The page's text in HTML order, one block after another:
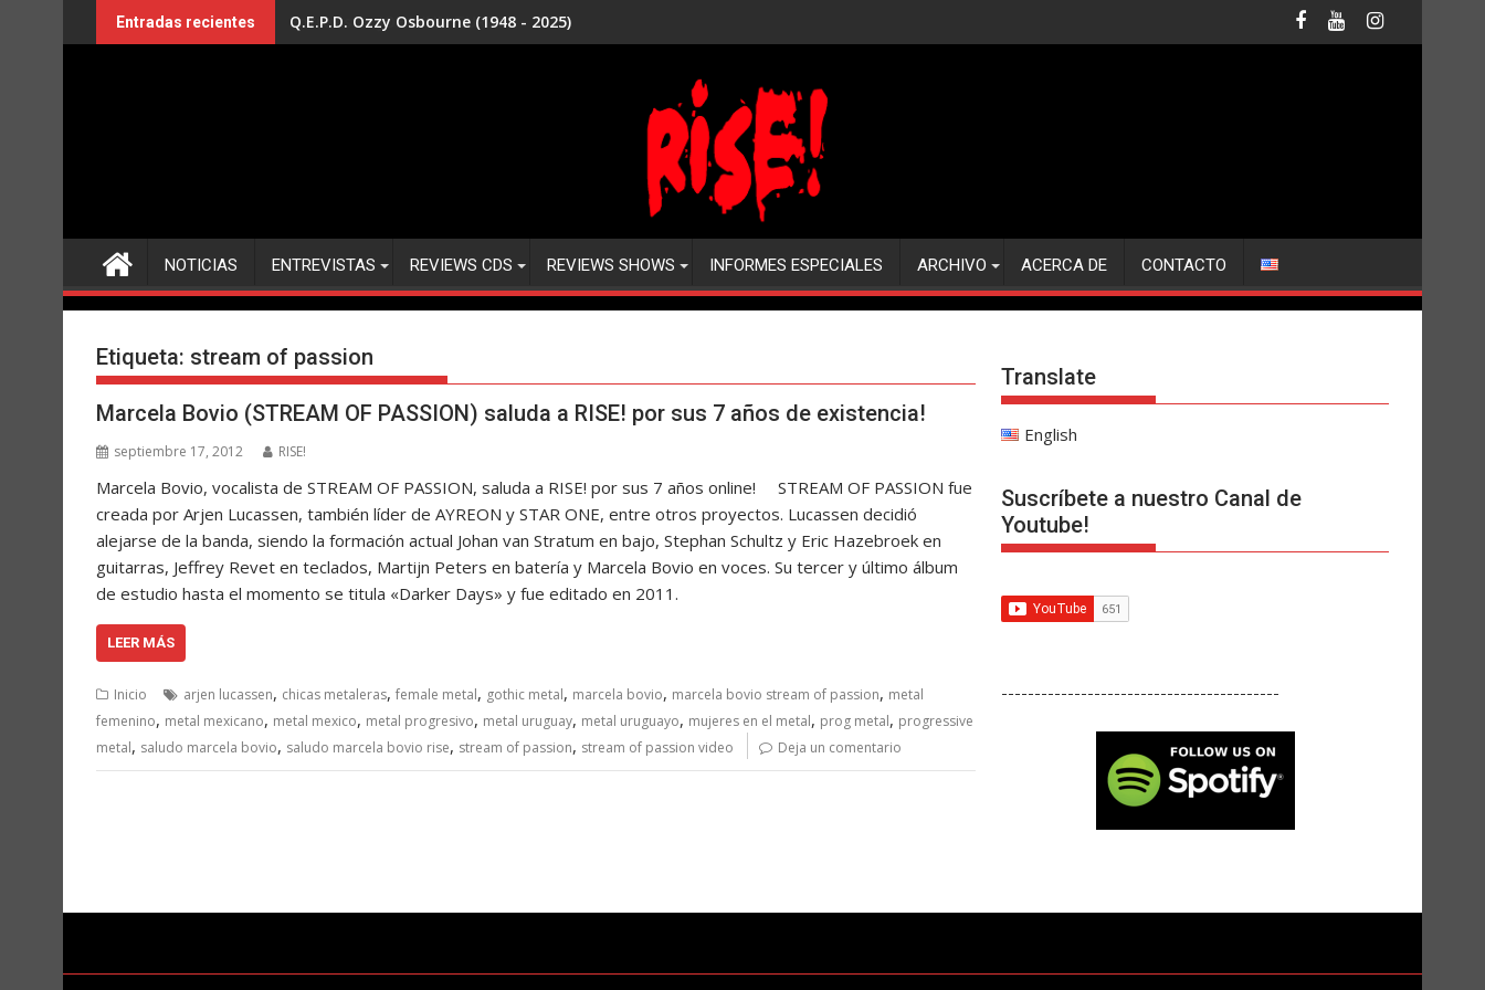
al
Entradas recientes Q.E.P.D. Ozzy Osbourne (1948 - 2025)
NOTICIAS ENTREVISTAS REVIEWS CDS REVIEWS SHOWS INFORMES ESPECIALES ARCHIVO ACERCA DE CONTACTO
Etiqueta: stream of passion
Marcela Bovio (STREAM OF PASSION) saluda a RISE! por sus 7 años de existencia!
septiembre 17, 2012 RISE!
Marcela Bovio, vocalista de STREAM OF PASSION, saluda a RISE! por sus 7 años online! STREAM OF PASSION fue
creada por Arjen Lucassen, también líder de AYREON y STAR ONE, entre otros proyectos. Lucassen decidió
alejarse de la banda, siendo la formación actual Johan van Stratum en bajo, Stephan Schultz y Eric Hazebroek en
guitarras, Jeffrey Revet en teclados, Martijn Peters en batería y Marcela Bovio en voces. Su tercer y último álbum
de estudio hasta el momento se titula «Darker Days» y fue editado en 2011.
LEER MÁS
Inicio arjen lucassen, chicas metaleras, female metal, gothic metal, marcela bovio, marcela bovio stream of passion, metal
femenino, metal mexicano, metal mexico, metal progresivo, metal uruguay, metal uruguayo, mujeres en el metal, prog metal, progressive
metal, saludo marcela bovio, saludo marcela bovio rise, stream of passion, stream of passion video Deja un comentario
Translate
English
Suscríbete a nuestro Canal de
Youtube!
------------------------------------------